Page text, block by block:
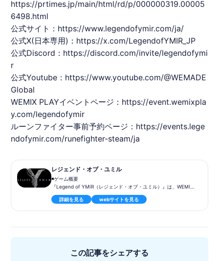
https://prtimes.jp/main/html/rd/p/000000319.00005
6498.html
公式サイト： https://www.legendofymir.com/ja/
公式X(日本専用)： https://x.com/LegendofYMIR_JP
公式Discord： https://discord.com/invite/legendofymi
r
公式Youtube： https://www.youtube.com/@WEMADE
Global
WEMIX PLAYイベントページ： https://event.wemixpla
y.com/legendofymir
ルーンファイター事前予約ページ： https://events.lege
ndofymir.com/runefighter-steam/ja
レジェンド・オブ・ユミル
◾️ゲーム概要
『Legend of YMIR（レジェンド・オブ・ユミル）』は、WEMIX
ブロックチェーン上で展開される次世代MMORPGです。「PLAY
YMIR, EARN WEMIX」をコンセプトに、北欧神話を題材とした世
界で資産価値を持つアイテムと通貨を生み出します。Unreal Engi
済性が特徴です。
プレイヤーは神々の黄昏が迫る北欧神話の世界を舞台に、装備の
生産・強化、ギルド戦、インターサーバー大戦などを通じて富と
詳細を見る webサイトを見る
この記事をシェアする